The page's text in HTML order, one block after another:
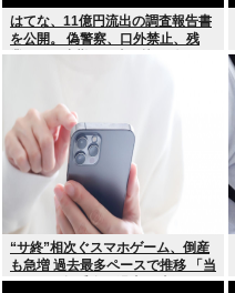
はてな、11億円流出の調査報告書
を公開。 偽警察、口外禁止、残
業・休日出勤200時間越、孤
“サ終”相次ぐスマホゲーム、倒産
も急増 過去最多ペースで推移 「当
たれば一攫千金」過去の時代に